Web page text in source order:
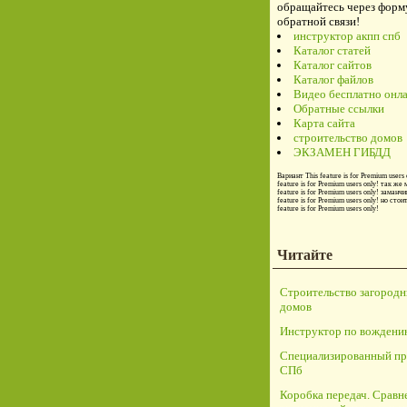
обращайтесь через
обратной связи!
инструктор акпп спб
Каталог статей
Каталог сайтов
Каталог файлов
Видео бесплатно
Обратные ссылки
Карта сайта
строительство домов
ЭКЗАМЕН ГИБДД
Вариант This feature is for Premium users
feature is for Premium users only! так же
feature is for Premium users only!
feature is for Premium users only! но
feature is for Premium users only!
Читайте
Строительство
домов
Инструктор по
Специализированный
СПб
Коробка передач.